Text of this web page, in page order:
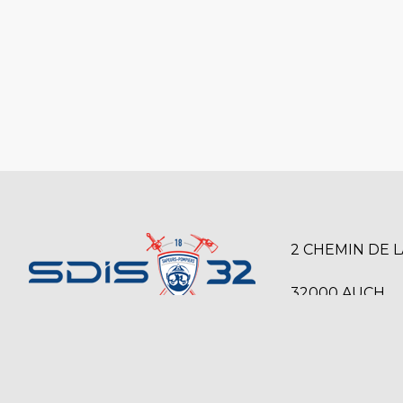
2 CHEMIN DE
32000 AUCH